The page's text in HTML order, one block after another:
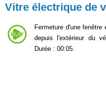
Vitre électrique de
Fermeture d'une
depuis l'extérieur du
Durée : 00:05.